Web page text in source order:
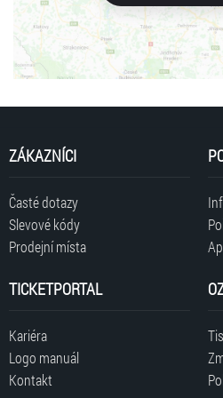
ZÁKAZNÍCI
Časté dotazy
Slevové kódy
Prodejní místa
TICKETPORTAL
Kariéra
Logo manuál
Kontakt